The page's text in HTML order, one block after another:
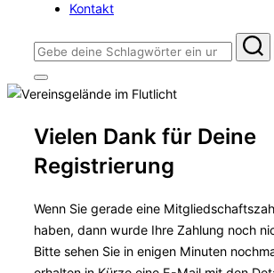
Kontakt
Suchen
nach:
Seitenleiste
&
umschalten
Vielen Dank für Deine
Registrierung
Wenn Sie gerade eine
haben, dann wurde Ihre Zahlung noch
Bitte sehen Sie in enigen Minuten